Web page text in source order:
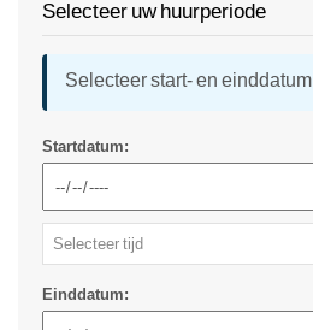
Selecteer uw huurperiode
Selecteer start- en einddatum
Startdatum:
Einddatum: